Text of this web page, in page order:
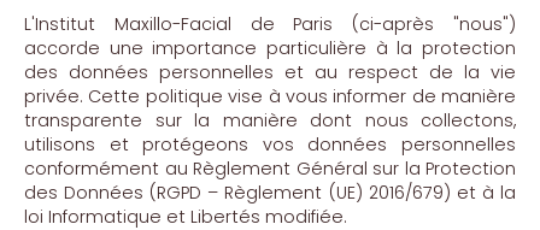
L'Institut Maxillo-Facial de Paris (ci-après "nous")
accorde une importance particulière à la protection
des données personnelles et au respect de la vie
privée. Cette politique vise à vous informer de manière
transparente sur la manière dont nous collectons,
utilisons et protégeons vos données personnelles
conformément au Règlement Général sur la Protection
des Données (RGPD – Règlement (UE) 2016/679) et à la
loi Informatique et Libertés modifiée.